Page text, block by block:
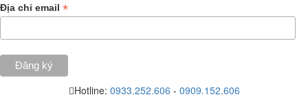
Địa chỉ email *
Hotline: 0933.252.606 - 0909.152.606